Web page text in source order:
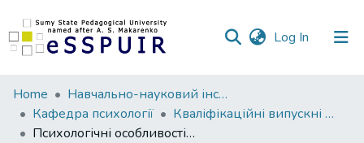
Log In (current)
Communities
&
Collections
Home
Навчально-науковий інститут педагогіки і психології
Кафедра психології
Кваліфікаційні випускні роботи здобувачів вищої освіти
Психологічні особливості емоційно-вольової сфери військовослужбовців та учасників бойових дій на сході України